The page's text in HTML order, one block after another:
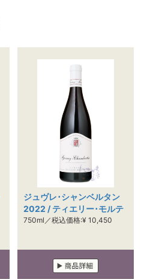
ジュヴレ･シャンベルタン
2022 / ティエリー･モルテ
750ml／税込価格:¥ 10,450